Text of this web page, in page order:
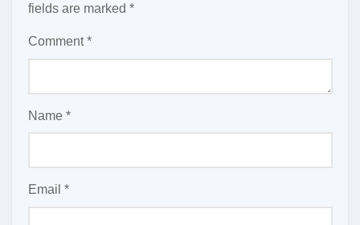
fields are marked *
Comment*
Name *
Email *